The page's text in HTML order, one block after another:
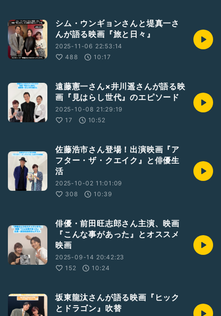
シム・ウンギョンさんと堤真一さ
んが語る映画『旅と日々』
2025-11-06 22:53:14
488
10:17
遠藤憲一さん×井川遥さんが語る映
画『見はらし世代』のエピソード
2025-10-08 21:29:19
17
10:52
佐藤浩市さん登場！出演映画『ア
フター・ザ・クエイク』と俳優生
活
2025-10-02 11:01:09
308
10:39
俳優・前田旺志郎さん主演、映画
『こんな事があった』とオススメ
映画
2025-09-14 20:42:23
152
10:24
坂東龍汰さんが語る映画『ヒック
とドラゴン』吹替